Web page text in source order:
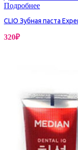
Подробнее
CLIO Зубная паста
320₽